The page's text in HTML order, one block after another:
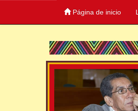
Página de inicio